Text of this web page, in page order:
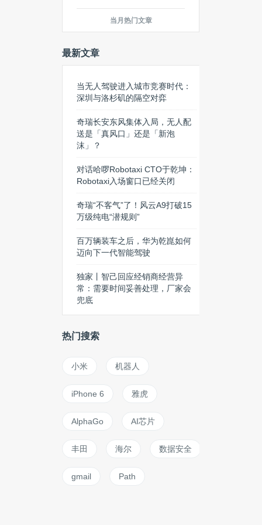
当月热门文章
最新文章
当无人驾驶进入城市竞赛时代：
深圳与洛杉矶的隔空对弈
奇瑞长安东风集体入局，无人配
送是「真风口」还是「新泡
沫」？
对话哈啰Robotaxi CTO于乾坤：
Robotaxi入场窗口已经关闭
奇瑞“不客气”了！风云A9打破15
万级纯电“潜规则”
百万辆装车之后，华为乾崑如何
迈向下一代智能驾驶
独家丨智己回应经销商经营异
常：需要时间妥善处理，厂家会
兜底
热门搜索
小米 机器人
iPhone 6 雅虎
AlphaGo AI芯片
丰田 海尔 数据安全
gmail Path